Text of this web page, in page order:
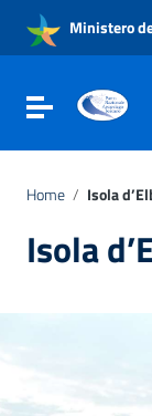
Vai al menu
Vai al footer
Ministero
Attiva /
Home / Isola
Isola